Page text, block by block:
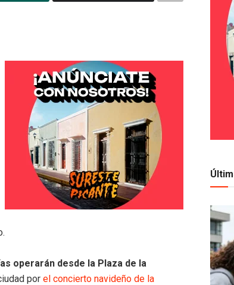
operarán desde la Plaza de la
por el concierto navideño de la